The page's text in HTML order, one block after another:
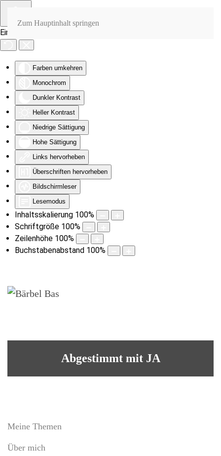
Eingabehilfen öffnen
Farben umkehren
Monochrom
Dunkler Kontrast
Heller Kontrast
Niedrige Sättigung
Hohe Sättigung
Links hervorheben
Überschriften hervorheben
Bildschirmleser
Lesemodus
Inhaltsskalierung 100%
Schriftgröße 100%
Zeilenhöhe 100%
Buchstabenabstand 100%
Zum Hauptinhalt springen
Abgestimmt mit JA
Meine Themen
Über mich